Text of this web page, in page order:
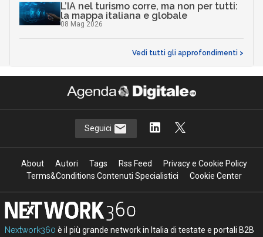
L’IA nel turismo corre, ma non per tutti:
la mappa italiana e globale
08 Mag 2026
Vedi tutti gli approfondimenti >
Seguici
About Autori Tags Rss Feed
Privacy e Cookie Policy
Terms&Conditions Contenuti Specialistici
Cookie Center
Nextwork360 è il più grande network in Italia di testate e portali B2B